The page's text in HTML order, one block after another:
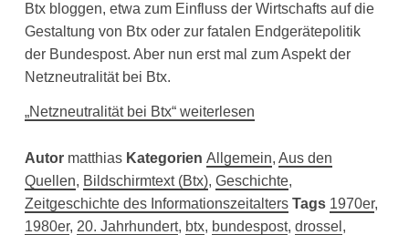
Btx bloggen, etwa zum Einfluss der Wirtschafts auf die
Gestaltung von Btx oder zur fatalen Endgerätepolitik
der Bundespost. Aber nun erst mal zum Aspekt der
Netzneutralität bei Btx.
„Netzneutralität bei Btx“ weiterlesen
Autor matthias Kategorien Allgemein, Aus den
Quellen, Bildschirmtext (Btx), Geschichte,
Zeitgeschichte des Informationszeitalters Tags 1970er,
1980er, 20. Jahrhundert, btx, bundespost, drossel ,